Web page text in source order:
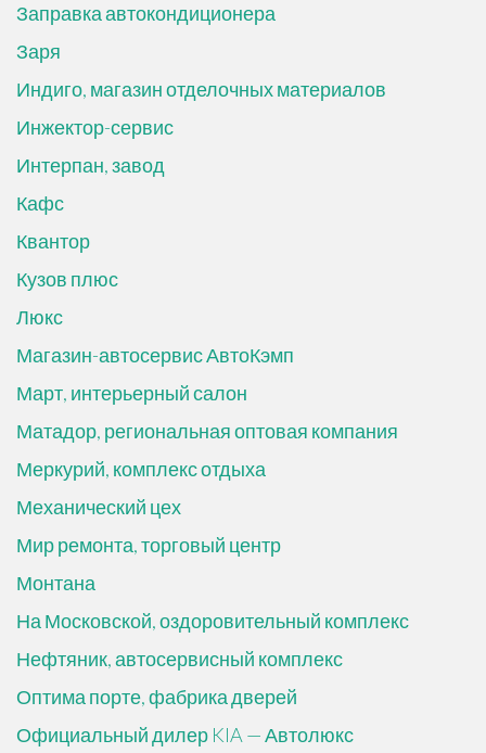
Заправка автокондиционера
Заря
Индиго, магазин отделочных материалов
Инжектор-сервис
Интерпан, завод
Кафс
Квантор
Кузов плюс
Люкс
Магазин-автосервис АвтоКэмп
Март, интерьерный салон
Матадор, региональная оптовая компания
Меркурий, комплекс отдыха
Механический цех
Мир ремонта, торговый центр
Монтана
На Московской, оздоровительный комплекс
Нефтяник, автосервисный комплекс
Оптима порте, фабрика дверей
Официальный дилер KIA — Автолюкс